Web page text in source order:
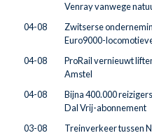
Venray vanwege
04-08
Zwitserse
Euro9000-
04-08
ProRail vernieuwt
Amstel
04-08
Bijna 400.000
Dal Vrij-abonnement
03-08
Treinverkeer tussen